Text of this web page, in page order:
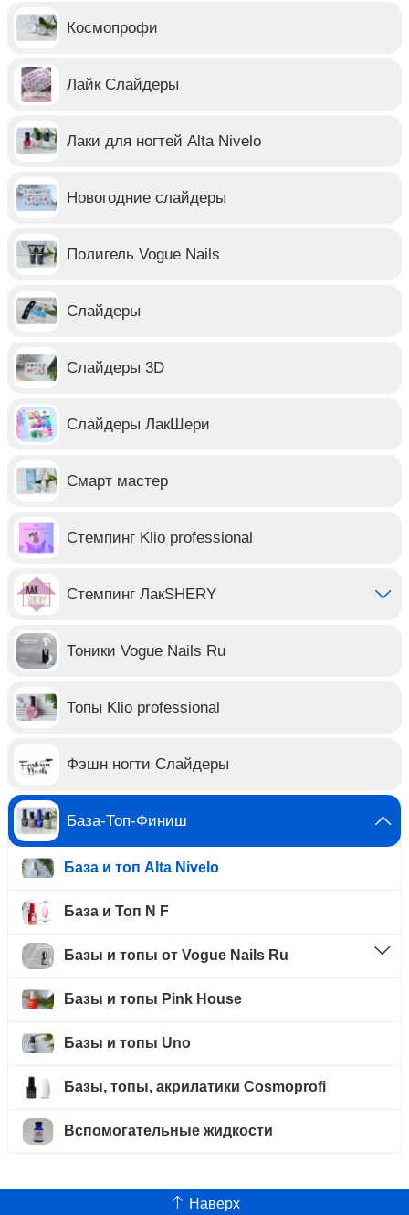
Космопрофи
Лайк Слайдеры
Лаки для ногтей Alta Nivelo
Новогодние слайдеры
Полигель Vogue Nails
Слайдеры
Слайдеры 3D
Слайдеры ЛакШери
Смарт мастер
Стемпинг Klio professional
Стемпинг ЛакSHERY
Тоники Vogue Nails Ru
Топы Klio professional
Фэшн ногти Слайдеры
База-Топ-Финиш
База и топ Alta Nivelo
База и Топ N F
Базы и топы от Vogue Nails Ru
Базы и топы Pink House
Базы и топы Uno
Базы, топы, акрилатики Cosmoprofi
Вспомогательные жидкости
Наверх